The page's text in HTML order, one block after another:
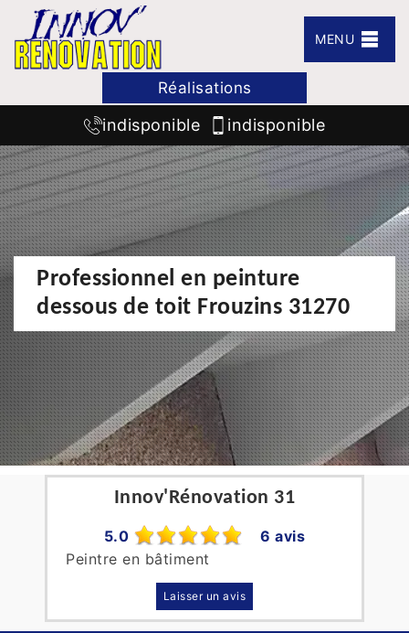
MENU
Réalisations
indisponible indisponible
Professionnel en peinture
dessous de toit Frouzins 31270
Innov'Rénovation 31
5.0
6 avis
Peintre en bâtiment
Laisser un avis